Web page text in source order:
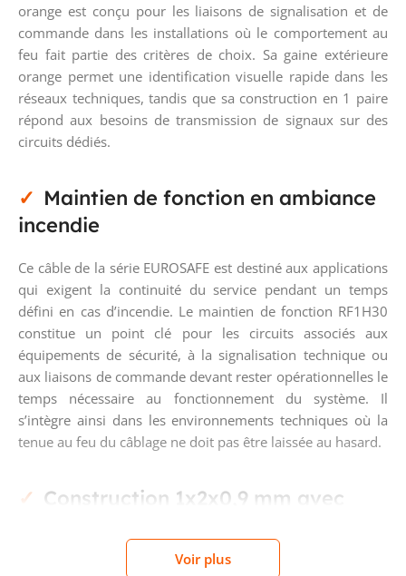
orange est conçu pour les liaisons de signalisation et de
commande dans les installations où le comportement au
feu fait partie des critères de choix. Sa gaine extérieure
orange permet une identification visuelle rapide dans les
réseaux techniques, tandis que sa construction en 1 paire
répond aux besoins de transmission de signaux sur des
circuits dédiés.
Maintien de fonction en ambiance
incendie
Ce câble de la série EUROSAFE est destiné aux applications
qui exigent la continuité du service pendant un temps
défini en cas d’incendie. Le maintien de fonction RF1H30
constitue un point clé pour les circuits associés aux
équipements de sécurité, à la signalisation technique ou
aux liaisons de commande devant rester opérationnelles le
temps nécessaire au fonctionnement du système. Il
s’intègre ainsi dans les environnements techniques où la
tenue au feu du câblage ne doit pas être laissée au hasard.
Construction 1x2x0,9 mm avec
Sa composition repose sur 2 conducteurs en cuivre nu,
Voir plus